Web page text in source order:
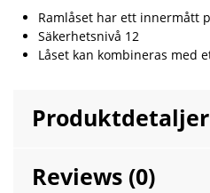
Ramlåset har ett innermått
Säkerhetsnivå 12
Låset kan kombineras med
Produktdetaljer
Reviews (0)